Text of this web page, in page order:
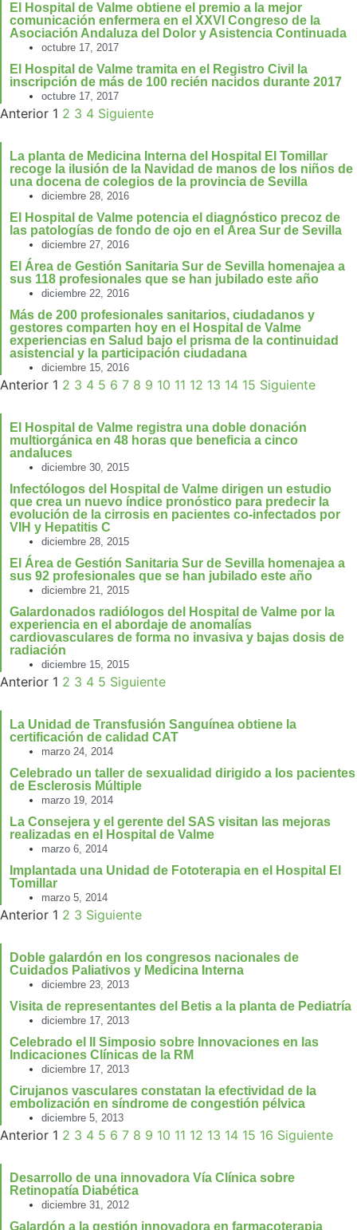
El Hospital de Valme obtiene el premio a la mejor
comunicación enfermera en el XXVI Congreso de la
Asociación Andaluza del Dolor y Asistencia Continuada
octubre 17, 2017
El Hospital de Valme tramita en el Registro Civil la
inscripción de más de 100 recién nacidos durante 2017
octubre 17, 2017
Anterior 1 2 3 4 Siguiente
La planta de Medicina Interna del Hospital El Tomillar
recoge la ilusión de la Navidad de manos de los niños de
una docena de colegios de la provincia de Sevilla
diciembre 28, 2016
El Hospital de Valme potencia el diagnóstico precoz de
las patologías de fondo de ojo en el Área Sur de Sevilla
diciembre 27, 2016
El Área de Gestión Sanitaria Sur de Sevilla homenajea a
sus 118 profesionales que se han jubilado este año
diciembre 22, 2016
Más de 200 profesionales sanitarios, ciudadanos y
gestores comparten hoy en el Hospital de Valme
experiencias en Salud bajo el prisma de la continuidad
asistencial y la participación ciudadana
diciembre 15, 2016
Anterior 1 2 3 4 5 6 7 8 9 10 11 12 13 14 15 Siguiente
El Hospital de Valme registra una doble donación
multiorgánica en 48 horas que beneficia a cinco
andaluces
diciembre 30, 2015
Infectólogos del Hospital de Valme dirigen un estudio
que crea un nuevo índice pronóstico para predecir la
evolución de la cirrosis en pacientes co-infectados por
VIH y Hepatitis C
diciembre 28, 2015
El Área de Gestión Sanitaria Sur de Sevilla homenajea a
sus 92 profesionales que se han jubilado este año
diciembre 21, 2015
Galardonados radiólogos del Hospital de Valme por la
experiencia en el abordaje de anomalías
cardiovasculares de forma no invasiva y bajas dosis de
radiación
diciembre 15, 2015
Anterior 1 2 3 4 5 Siguiente
La Unidad de Transfusión Sanguínea obtiene la
certificación de calidad CAT
marzo 24, 2014
Celebrado un taller de sexualidad dirigido a los pacientes
de Esclerosis Múltiple
marzo 19, 2014
La Consejera y el gerente del SAS visitan las mejoras
realizadas en el Hospital de Valme
marzo 6, 2014
Implantada una Unidad de Fototerapia en el Hospital El
Tomillar
marzo 5, 2014
Anterior 1 2 3 Siguiente
Doble galardón en los congresos nacionales de
Cuidados Paliativos y Medicina Interna
diciembre 23, 2013
Visita de representantes del Betis a la planta de Pediatría
diciembre 17, 2013
Celebrado el II Simposio sobre Innovaciones en las
Indicaciones Clínicas de la RM
diciembre 17, 2013
Cirujanos vasculares constatan la efectividad de la
embolización en síndrome de congestión pélvica
diciembre 5, 2013
Anterior 1 2 3 4 5 6 7 8 9 10 11 12 13 14 15 16 Siguiente
Desarrollo de una innovadora Vía Clínica sobre
Retinopatía Diabética
diciembre 31, 2012
Galardón a la gestión innovadora en farmacoterapia